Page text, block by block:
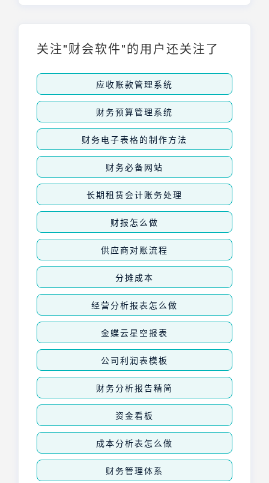
技能。
关注"财会软件"的用户还关注了
应收账款管理系统
财务预算管理系统
财务电子表格的制作方法
财务必备网站
长期租赁会计账务处理
财报怎么做
供应商对账流程
分摊成本
经营分析报表怎么做
金蝶云星空报表
公司利润表模板
财务分析报告精简
资金看板
成本分析表怎么做
财务管理体系